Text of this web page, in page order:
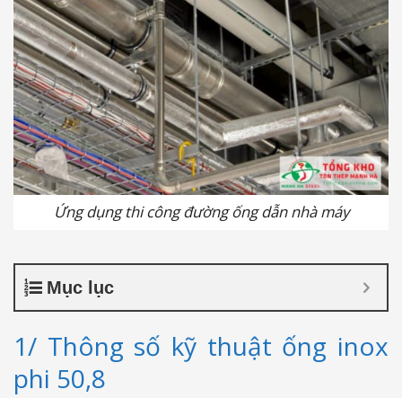
Ứng dụng thi công đường ống dẫn nhà máy
Mục lục
1/ Thông số kỹ thuật ống inox
phi 50,8